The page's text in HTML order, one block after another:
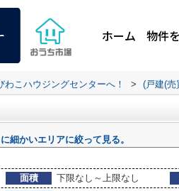
ホーム 物件
こハウジングセンターへ！ > (戸建(売
細かいエリアに絞って見る。
面積 下限なし～上限なし